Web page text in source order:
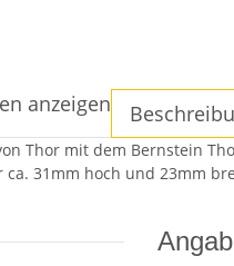
anzeigen
Thor mit dem Bernstein
31mm hoch und 23mm